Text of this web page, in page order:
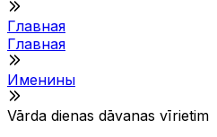
Главная
Главная
Именины
Vārda dienas dāvanas vīrietim